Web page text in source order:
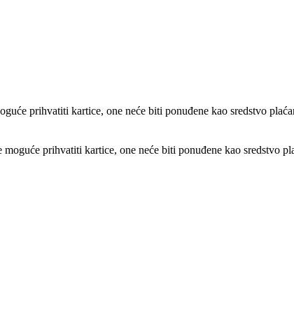
prihvatiti kartice, one neće biti ponuđene kao sredstvo
prihvatiti kartice, one neće biti ponuđene kao sredstvo